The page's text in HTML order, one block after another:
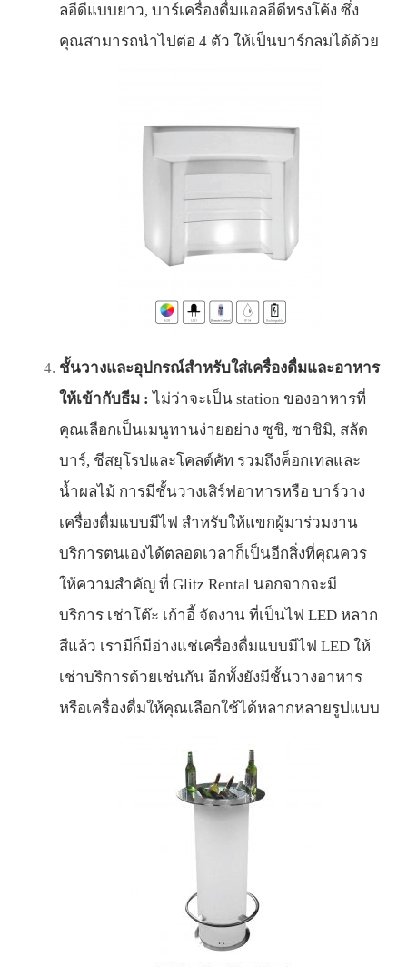
ลอีดีแบบยาว, บาร์เครื่องดื่มแอลอีดีทรงโค้ง ซึ่ง
คุณสามารถนำไปต่อ 4 ตัว ให้เป็นบาร์กลมได้ด้วย
ชั้นวางและอุปกรณ์สำหรับใส่เครื่องดื่มและอาหาร
ให้เข้ากับธีม : ไม่ว่าจะเป็น station ของอาหารที่
คุณเลือกเป็นเมนูทานง่ายอย่าง ซูชิ, ซาชิมิ, สลัด
บาร์, ชีสยุโรปและโคลด์คัท รวมถึงค็อกเทลและ
น้ำผลไม้ การมีชั้นวางเสิร์ฟอาหารหรือ บาร์วาง
เครื่องดื่มแบบมีไฟ สำหรับให้แขกผู้มาร่วมงาน
บริการตนเองได้ตลอดเวลาก็เป็นอีกสิ่งที่คุณควร
ให้ความสำคัญ ที่ Glitz Rental นอกจากจะมี
บริการ เช่าโต๊ะ เก้าอี้ จัดงาน ที่เป็นไฟ LED หลาก
สีแล้ว เรามีก็มีอ่างแช่เครื่องดื่มแบบมีไฟ LED ให้
เช่าบริการด้วยเช่นกัน อีกทั้งยังมีชั้นวางอาหาร
หรือเครื่องดื่มให้คุณเลือกใช้ได้หลากหลายรูปแบบ